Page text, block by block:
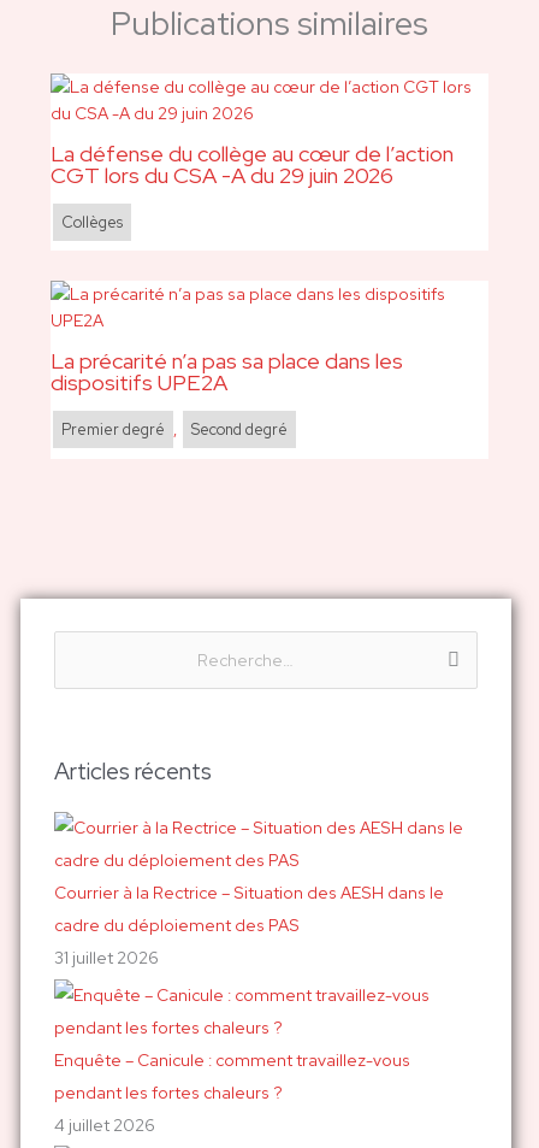
h
r
c
h
e
r
:
Articles récents
Courrier à la Rectrice – Situation des AESH dans le
cadre du déploiement des PAS
31 juillet 2026
Enquête – Canicule : comment travaillez-vous
pendant les fortes chaleurs ?
4 juillet 2026
Publications similaires
La défense du collège au cœur de l’action
CGT lors du CSA -A du 29 juin 2026
Collèges
La précarité n’a pas sa place dans les
dispositifs UPE2A
Premier degré , Second degré